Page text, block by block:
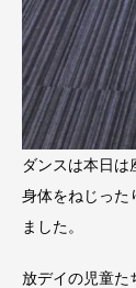
ダンスは本日は
身体をねじった
ました。
放デイの児童た